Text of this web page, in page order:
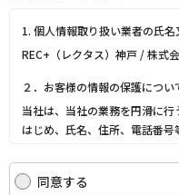
1. 個人情報取り扱い業者の氏名
REC+（レクタス）神戸 / 株式
２．お客様の情報の保護につい
当社は、当社の業務を円滑に
はじめ、氏名、住所、電話番
当社は、これらのお客さまの
す。）の適正な保護を重大な責
同意する